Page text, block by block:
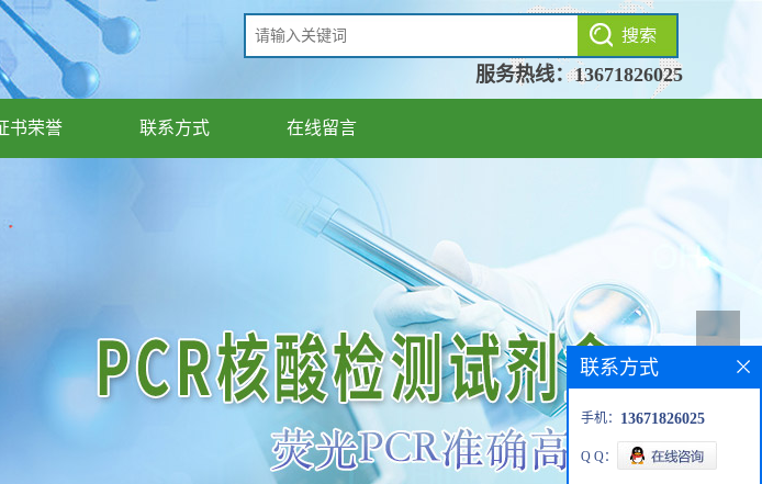
服务热线：13671826025
书荣誉 联系方式 在线留言
联系方式
手机： 13671826025
Q Q：